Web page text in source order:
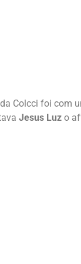
Colcci foi com
Jesus Luz o